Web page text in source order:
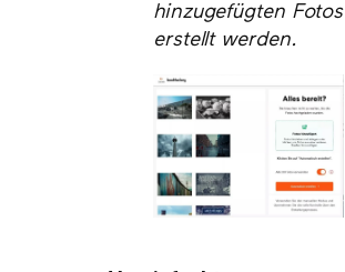
hinzugefügten Fotos
erstellt werden.